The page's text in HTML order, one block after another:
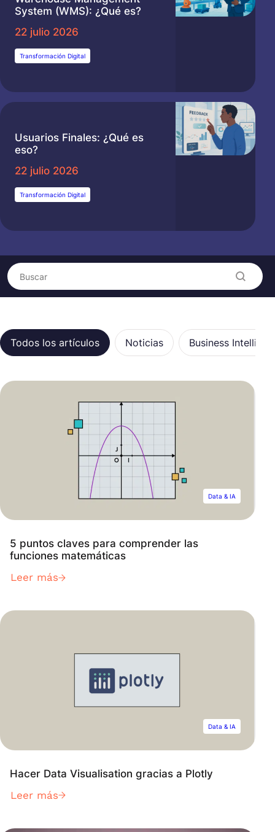
System (WMS): ¿Qué es?
22 julio 2026
Transformación Digital
Usuarios Finales: ¿Qué es
eso?
22 julio 2026
Transformación Digital
Buscar
Search content
Categorías
Todos los artículos Noticias Business
Data & IA
5 puntos claves para comprender las
funciones matemáticas
Leer más
Data & IA
Hacer Data Visualisation gracias a Plotly
Leer más